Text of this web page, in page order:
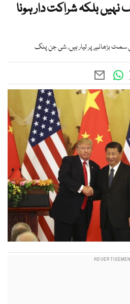
نہیں بلکہ شراکت دار ہونا
بڑھانے پر تیار ہیں، شی جن پنگ